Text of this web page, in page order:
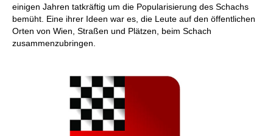
einigen Jahren tatkräftig um die Popularisierung des Schachs
bemüht. Eine ihrer Ideen war es, die Leute auf den öffentlichen
Orten von Wien, Straßen und Plätzen, beim Schach
zusammenzubringen.